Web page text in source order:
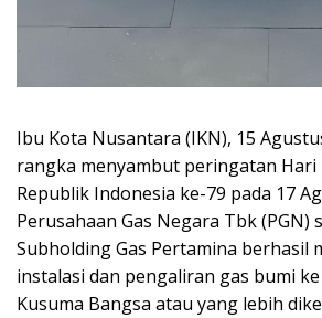
Ibu Kota Nusantara (IKN), 15
rangka menyambut peringatan Hari
Republik Indonesia ke-79 pada 17
Perusahaan Gas Negara Tbk (PGN)
Subholding Gas Pertamina berhasil
instalasi dan pengaliran gas bumi
Kusuma Bangsa atau yang lebih